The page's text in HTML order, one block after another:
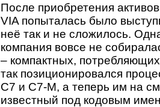
После приобретения
VIA попыталась было
неё так и не сложилось.
компания вовсе не
– компактных,
так позиционировался
C7 и C7-M, а теперь им на
известный под кодовым